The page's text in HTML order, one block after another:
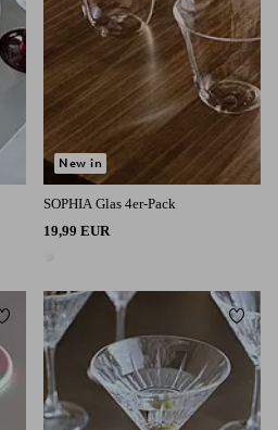
SOPHIA Glas 4er-Pack
19,99 EUR
New in
Zu Favoriten hinzufügen Zu